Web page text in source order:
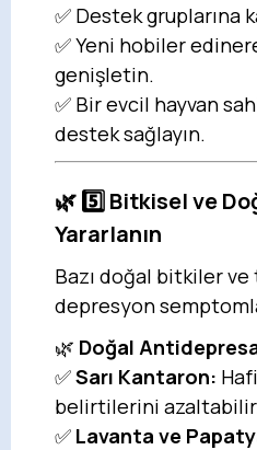
✅ Destek gruplarına
✅ Yeni hobiler
genişletin.
✅ Bir evcil hayvan
destek sağlayın.
🌿 5️⃣ Bitkisel ve
Yararlanın
Bazı doğal bitkiler
depresyon
🌿 Doğal
✅Sarı Kantaron:
belirtilerini
✅ Lavanta ve